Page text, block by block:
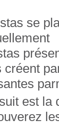
se
créent
est la